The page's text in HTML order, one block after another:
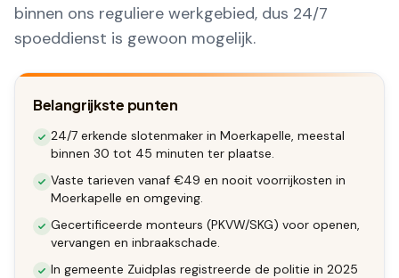
binnen ons reguliere werkgebied, dus 24/7
spoeddienst is gewoon mogelijk.
Belangrijkste punten
24/7 erkende slotenmaker in Moerkapelle, meestal
binnen 30 tot 45 minuten ter plaatse.
Vaste tarieven vanaf €49 en nooit voorrijkosten in
Moerkapelle en omgeving.
Gecertificeerde monteurs (PKVW/SKG) voor openen,
vervangen en inbraakschade.
In gemeente Zuidplas registreerde de politie in 2025